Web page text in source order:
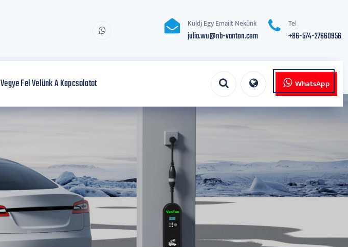
Küldj Egy Emailt Nekünk
julia.wu@nb-vanton.com
Tel
+86-574-27660956
Vegye Fel Velünk A Kapcsolatot WhatsApp